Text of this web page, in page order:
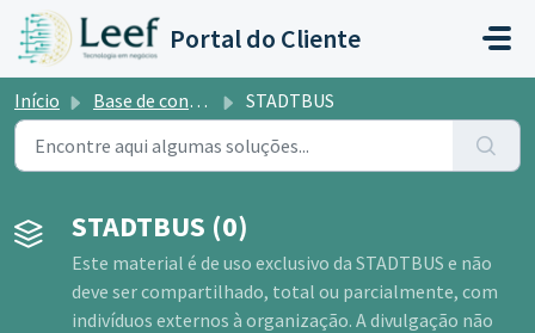
Ir para o conteúdo principal
Portal do Cliente
Início Base de conhecimento STADTBUS
STADTBUS (0)
Este material é de uso exclusivo da STADTBUS e não
deve ser compartilhado, total ou parcialmente, com
indivíduos externos à organização. A divulgação não